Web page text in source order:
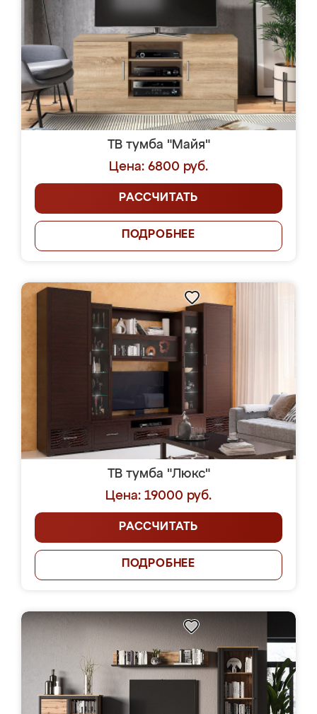
ТВ тумба "Майя"
Цена: 6800 руб.
РАССЧИТАТЬ
ПОДРОБНЕЕ
ТВ тумба "Люкс"
Цена: 19000 руб.
РАССЧИТАТЬ
ПОДРОБНЕЕ